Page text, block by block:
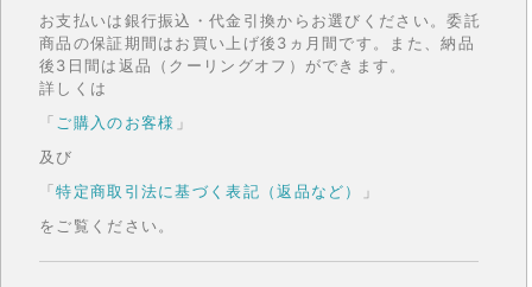
お支払いは銀行振込・代金引換からお選びください。委託
商品の保証期間はお買い上げ後3ヵ月間です。また、納品
後3日間は返品（クーリングオフ）ができます。
詳しくは
「ご購入のお客様 」
及び
「特定商取引法に基づく表記（返品など）
」
をご覧ください。